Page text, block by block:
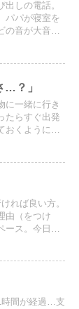
しの電話。
パパが寝室を
の音が大音量
…？」
に一緒に行き
たらすぐ出発
おくように伝
れば良い方。
由（をつけ
ス。今日は
時間が経過…支